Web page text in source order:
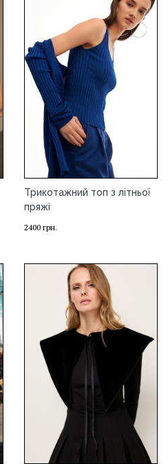
Трикотажний топ з літньої
пряжі
2400 грн.